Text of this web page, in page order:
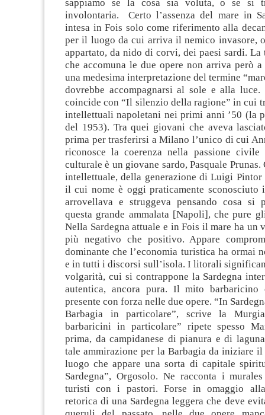
sappiamo se la cosa sia voluta, o se si
involontaria. Certo l’assenza del mare in
intesa in Fois solo come riferimento alla
per il luogo da cui arriva il nemico invasore,
appartato, da nido di corvi, dei paesi sardi. La
che accomuna le due opere non arriva però
una medesima interpretazione del termine
dovrebbe accompagnarsi al sole e alla luce.
coincide con “Il silenzio della ragione” in cui
intellettuali napoletani nei primi anni ’50 (la
del 1953). Tra quei giovani che aveva
prima per trasferirsi a Milano l’unico di cui
riconosce la coerenza nella passione civile
culturale è un giovane sardo, Pasquale
intellettuale, della generazione di Luigi
il cui nome è oggi praticamente sconosciuto
arrovellava e struggeva pensando cosa si
questa grande ammalata [Napoli], che pure
Nella Sardegna attuale e in Fois il mare ha un
più negativo che positivo. Appare
dominante che l’economia turistica ha ormai
e in tutti i discorsi sull’isola. I litorali
volgarità, cui si contrappone la Sardegna
autentica, ancora pura. Il mito barbaricino
presente con forza nelle due opere. “In
Barbagia in particolare”, scrive la
barbaricini in particolare” ripete spesso
prima, da campidanese di pianura e di
tale ammirazione per la Barbagia da iniziare
luogo che appare una sorta di capitale
Sardegna”, Orgosolo. Ne racconta i
turisti con i pastori. Forse in omaggio
retorica di una Sardegna leggera che deve